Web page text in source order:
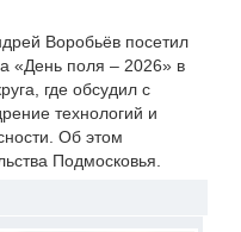
Воробьёв посетил
«День поля – 2026» в
где обсудил с
технологий и
Об этом
Подмосковья.